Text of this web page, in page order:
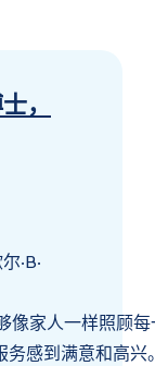
，
·B·
像家人一样照顾
务感到满意和高兴